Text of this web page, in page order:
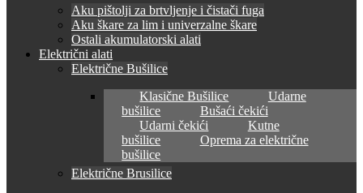
Aku pištolji za brtvljenje i čistači fuga
Aku škare za lim i univerzalne škare
Ostali akumulatorski alati
Električni alati
Električne Bušilice
Klasične Bušilice
Udarne
bušilice
Bušaći čekići
Udarni čekići
Kutne
bušilice
Oprema za električne
bušilice
Električne Brusilice